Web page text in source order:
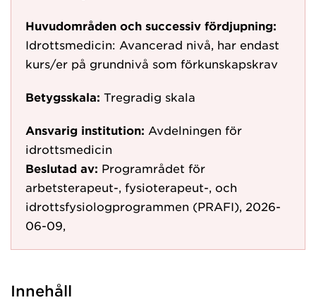
Huvudområden och successiv fördjupning:
Idrottsmedicin: Avancerad nivå, har endast
kurs/er på grundnivå som förkunskapskrav
Betygsskala: Tregradig skala
Ansvarig institution: Avdelningen för
idrottsmedicin
Beslutad av: Programrådet för
arbetsterapeut-, fysioterapeut-, och
idrottsfysiologprogrammen (PRAFI), 2026-
06-09,
Innehåll